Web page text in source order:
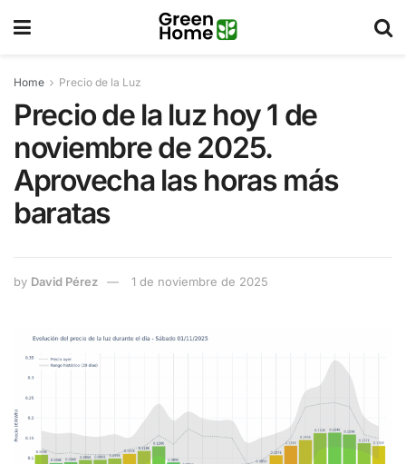
Home Precio de la Luz
Precio de la luz hoy 1 de
noviembre de 2025.
Aprovecha las horas más
baratas
by David Pérez 1 de noviembre de 2025